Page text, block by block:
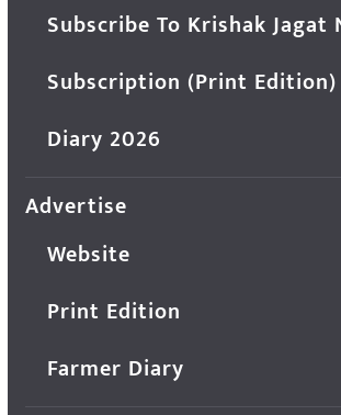
Subscribe To Krishak
Subscription (Print Edition)
Diary 2026
Advertise
Website
Print Edition
Farmer Diary